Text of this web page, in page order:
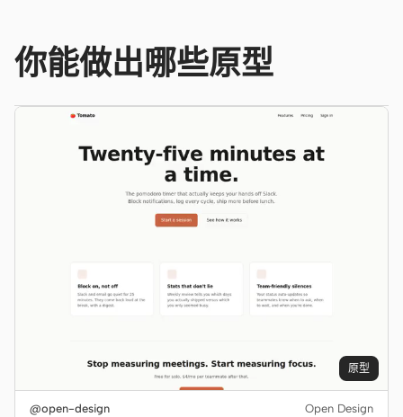
设计系统
比较
你能做出哪些原型
原型
@open-design Open Design